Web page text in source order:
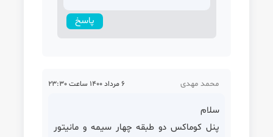
پاسخ
محمد مهدی 6 مرداد 1400 ساعت 23:30
سلام
پنل کوماکس دو طبقه چهار سیمه و مانیتور